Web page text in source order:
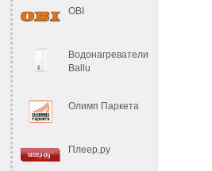
OBI
Водонагреватели
Ballu
Олимп Паркета
Плеер.ру